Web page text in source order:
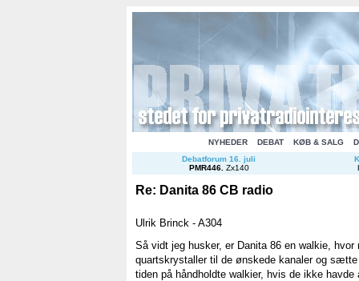
NYHEDER DEBAT KØB & SALG
Debatforum 16. juli
PMR446. Zx140
Re: Danita 86 CB radio
Ulrik Brinck - A304
Så vidt jeg husker, er Danita 86 en walkie,
quartskrystaller til de ønskede kanaler og
tiden på håndholdte walkier, hvis de ikke havde